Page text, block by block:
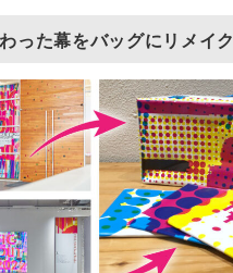
った幕をバッグにリメイク